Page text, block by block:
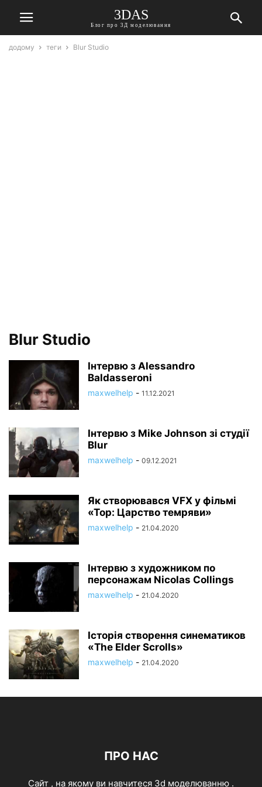
3DAS
Блог про 3Д моделювання
додому теги Blur Studio
Blur Studio
Інтервю з Alessandro
Baldasseroni
maxwelhelp - 11.12.2021
Інтервю з Mike Johnson зі студії
Blur
maxwelhelp - 09.12.2021
Як створювався VFX у фільмі
«Тор: Царство темряви»
maxwelhelp - 21.04.2020
Інтервю з художником по
персонажам Nicolas Collings
maxwelhelp - 21.04.2020
Історія створення синематиков
«The Elder Scrolls»
maxwelhelp - 21.04.2020
ПРО НАС
Cайт , на якому ви навчитеся 3d моделюванню .